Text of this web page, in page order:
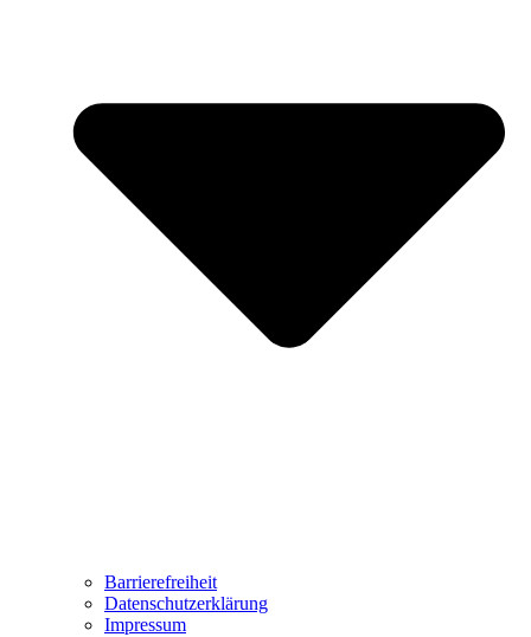
Barrierefreiheit
Datenschutzerklärung
Impressum